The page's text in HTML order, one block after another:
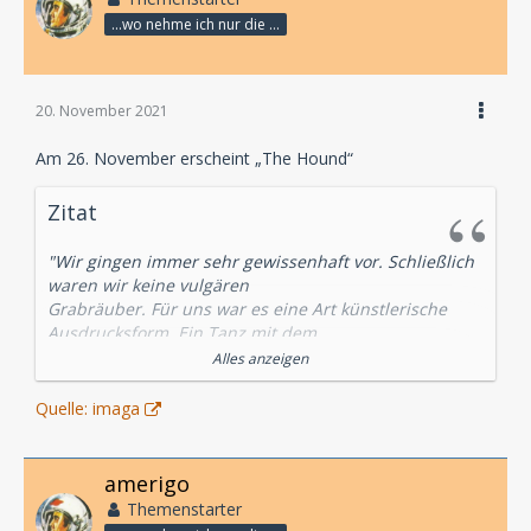
...wo nehme ich nur die Zeit her, so vieles nicht zu hören?
20. November 2021
Am 26. November erscheint „The Hound“
Zitat
"Wir gingen immer sehr gewissenhaft vor. Schließlich
waren wir keine vulgären
Grabräuber. Für uns war es eine Art künstlerische
Ausdrucksform. Ein Tanz mit dem
Tod, bei dem alles passen musste. Die Stimmung, die
Landschaft, das Wetter, die
Jahreszeit. Je morbider das Ambiente war, desto
größer war der Nervenkitzel. Der
Robert Warford
Alles anzeigen
Quelle: imaga
amerigo
Themenstarter